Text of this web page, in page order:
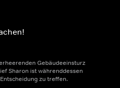
Gebäudeeinsturz
Sharon ist währenddessen
zu treffen.